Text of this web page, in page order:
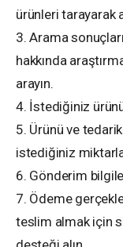
ürünleri tarayarak
3. Arama
hakkında
arayın.
4. İstediğiniz
5. Ürünü ve
istediğiniz
6. Gönderim
7. Ödeme
teslim almak için